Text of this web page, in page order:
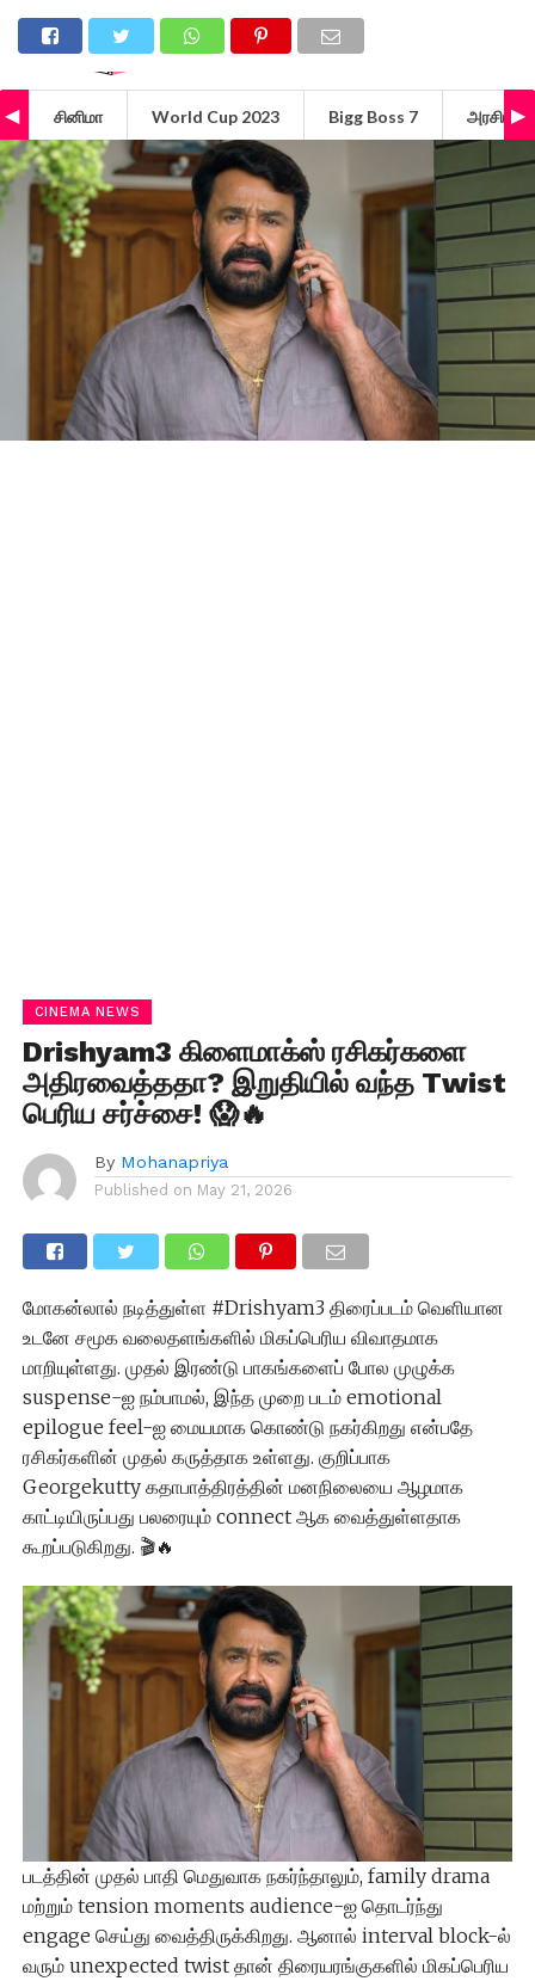
சினிமா World Cup 2023 Bigg Boss 7 அரசியல்
CINEMA NEWS
Drishyam3 கிளைமாக்ஸ் ரசிகர்களை
அதிரவைத்ததா? இறுதியில் வந்த Twist
பெரிய சர்ச்சை! 😱🔥
By Mohanapriya
Published on May 21, 2026
மோகன்லால் நடித்துள்ள #Drishyam3 திரைப்படம் வெளியான
உடனே சமூக வலைதளங்களில் மிகப்பெரிய விவாதமாக
மாறியுள்ளது. முதல் இரண்டு பாகங்களைப் போல முழுக்க
suspense-ஐ நம்பாமல், இந்த முறை படம் emotional
epilogue feel-ஐ மையமாக கொண்டு நகர்கிறது என்பதே
ரசிகர்களின் முதல் கருத்தாக உள்ளது. குறிப்பாக
Georgekutty கதாபாத்திரத்தின் மனநிலையை ஆழமாக
காட்டியிருப்பது பலரையும் connect ஆக வைத்துள்ளதாக
கூறப்படுகிறது. 🎬🔥
படத்தின் முதல் பாதி மெதுவாக நகர்ந்தாலும், family drama
மற்றும் tension moments audience-ஐ தொடர்ந்து
engage செய்து வைத்திருக்கிறது. ஆனால் interval block-ல்
வரும் unexpected twist தான் திரையரங்குகளில் மிகப்பெரிய